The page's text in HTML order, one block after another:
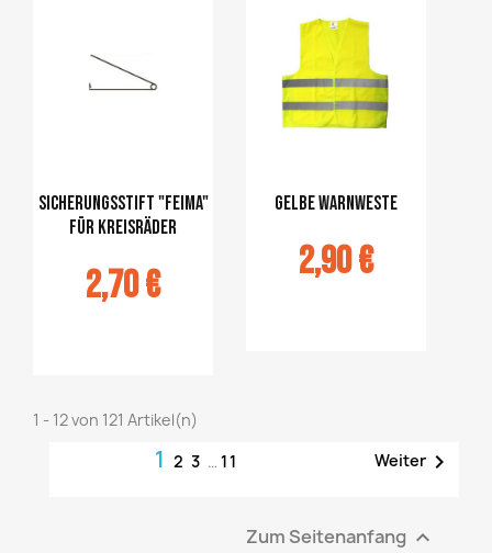
Sicherungsstift "FEIMA"
für Kreisräder
2,70 €
panier
gelbe Warnweste
2,90 €
1 - 12 von 121 Artikel(n)
1 2 3 … 11 Weiter 
Zum Seitenanfang 